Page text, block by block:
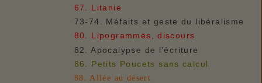
67. Litanie
73-74. Méfaits et geste du libéralisme
80. Lipogrammes, discours
82. Apocalypse de l'écriture
86. Petits Poucets sans calcul
88. Allée au désert